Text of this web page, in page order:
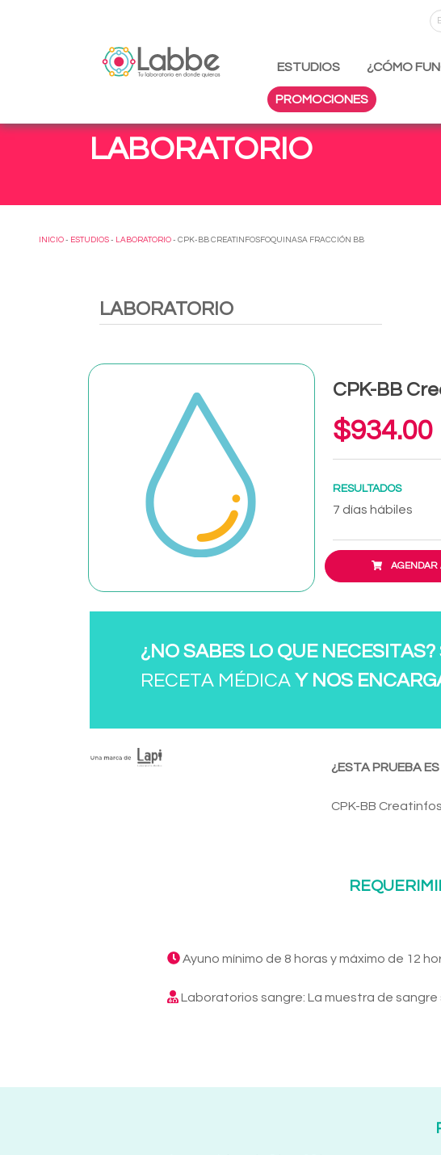
ESTUDIOS ¿CÓMO
PROMOCIONES
LABORATORIO
INICIO - ESTUDIOS - LABORATORIO - CPK-BB CREATINFOSFOQUINASA FRACCIÓN BB
LABORATORIO
CPK-BB
$934.00
RESULTADOS
7 días hábiles
AGENDAR
¿NO SABES LO QUE NECESITAS?
RECETA MÉDICA Y NOS
¿ESTA PRUEBA
CPK-BB
Ayuno mínimo de 8 horas y máximo de 12
Laboratorios sangre: La muestra de